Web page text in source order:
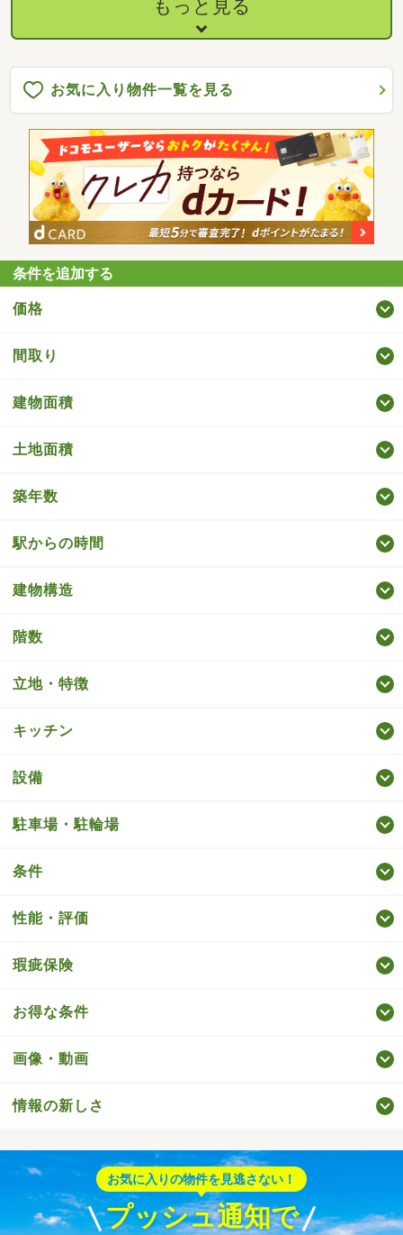
もっと見る
お気に入り物件一覧を見る
条件を追加する
価格
間取り
建物面積
土地面積
築年数
駅からの時間
建物構造
階数
立地・特徴
キッチン
設備
駐車場・駐輪場
条件
性能・評価
瑕疵保険
お得な条件
画像・動画
情報の新しさ
お気に入りの物件を見逃さない！
プッシュ通知で